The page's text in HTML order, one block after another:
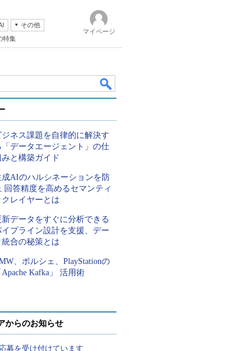
その他
特集
マイページ
ジネス課題を自律的に解決す
「データエージェント」の仕
みと構築ガイド
成AIのハルシネーションを防
回答精度を高めるセマンティ
クレイヤーとは
新データをすぐに分析できる
イプライン設計を支援、デー
統合の秘策とは
、ポルシェ、PlayStationの
Apache Kafka」 活用術
からのお知らせ
募を受け付けています